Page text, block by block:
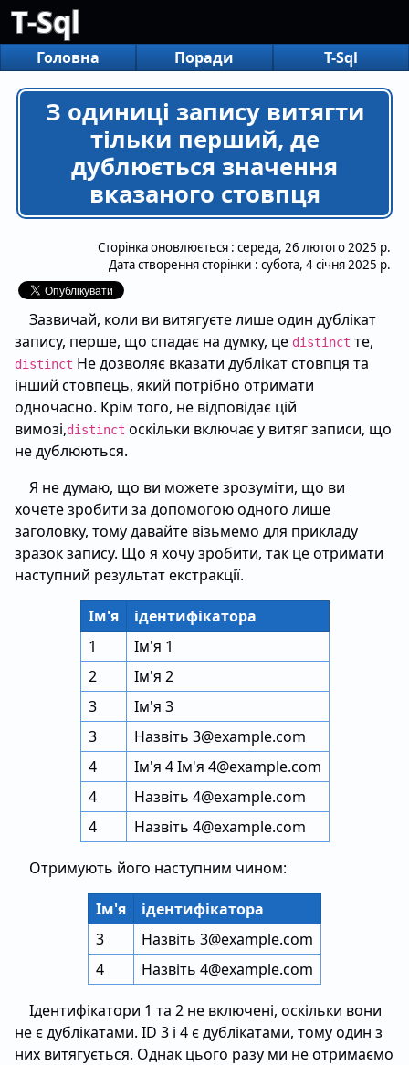
T-Sql
Головна Поради T-Sql
З одиниці запису витягти
тільки перший, де
дублюється значення
вказаного стовпця
Сторінка оновлюється : середа, 26 лютого 2025 р.
Дата створення сторінки : субота, 4 січня 2025 р.
Зазвичай, коли ви витягуєте лише один дублікат
запису, перше, що спадає на думку, це distinct те,
distinct Не дозволяє вказати дублікат стовпця та
інший стовпець, який потрібно отримати
одночасно. Крім того, не відповідає цій
вимозі,distinct оскільки включає у витяг записи, що
не дублюються.
Я не думаю, що ви можете зрозуміти, що ви
хочете зробити за допомогою одного лише
заголовку, тому давайте візьмемо для прикладу
зразок запису. Що я хочу зробити, так це отримати
наступний результат екстракції.
Ім'я
ідентифікатора
1
Ім'я 1
2
Ім'я 2
3
Ім'я 3
3
Назвіть 3@example.com
4
Ім'я 4 Ім'я 4@example.com
4
Назвіть 4@example.com
4
Назвіть 4@example.com
Отримують його наступним чином:
Ім'я
ідентифікатора
3
Назвіть 3@example.com
4
Назвіть 4@example.com
Ідентифікатори 1 та 2 не включені, оскільки вони
не є дублікатами. ID 3 і 4 є дублікатами, тому один з
них витягується. Однак цього разу ми не отримаємо